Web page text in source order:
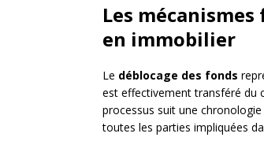
Les
en immobilier
Le déblocage des fonds
est effectivement transféré du
processus suit une
toutes les parties impliquées